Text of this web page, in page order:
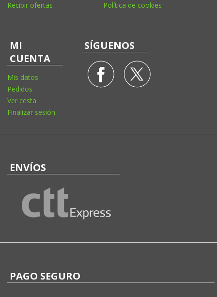
Recibir ofertas
Política de cookies
MI
CUENTA
Mis datos
Pedidos
Ver cesta
Finalizar sesión
SÍGUENOS
ENVÍOS
PAGO SEGURO